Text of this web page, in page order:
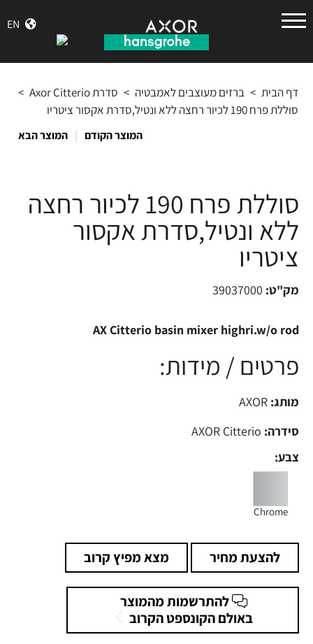
EN
גרואה
דף הבית > ברזים מעוצבים לאמבטיה > סדרת Axor Citterio
>
סוללת פרח 190 לכיור רחצה ללא ונטיל,סדרת אקסור ציטריו
המוצר הקודם | המוצר הבא
סוללת פרח 190 לכיור רחצה
ללא ונטיל,סדרת אקסור
ציטריו
מק"ט: 39037000
AX Citterio basin mixer highri.w/o rod
פרטים / מידות:
מותג:
סידרה:
צבע:
Chrome
להצעת מחיר מצא מפיץ קרוב
להתרשמות מהמוצר
באולם הקונספט הקרוב